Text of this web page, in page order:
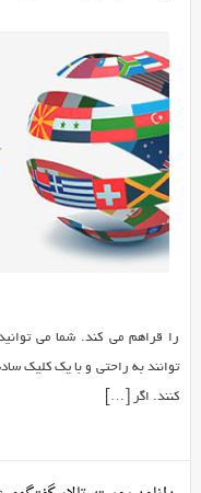
را قراهم می کند. شما می توانید
توانند به راحتی و با یک کلیک
کنند. اگر […]